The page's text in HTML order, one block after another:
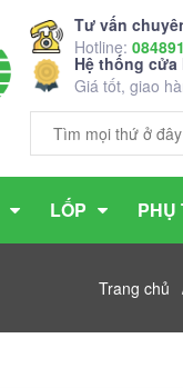
Tư vấn
Hotline:
Hệ thống
Giá tốt, giao
LỐP PHỤ
Trang chủ